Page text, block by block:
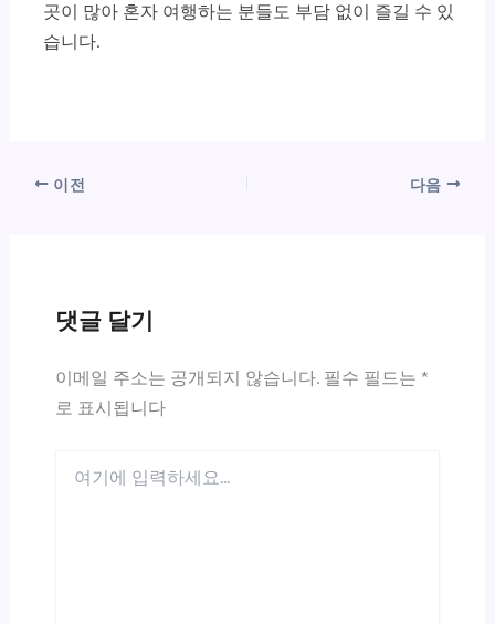
곳이 많아 혼자 여행하는 분들도 부담 없이 즐길 수 있
습니다.
이전 다음
댓글 달기
이메일 주소는 공개되지 않습니다. 필수 필드는 *
로 표시됩니다